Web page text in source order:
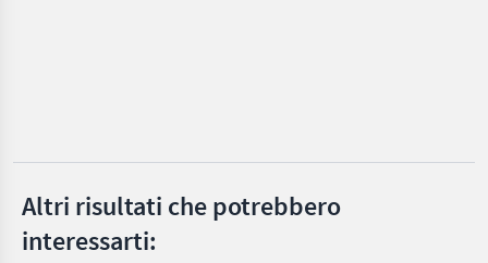
JCB
Altri risultati che potrebbero
interessarti: